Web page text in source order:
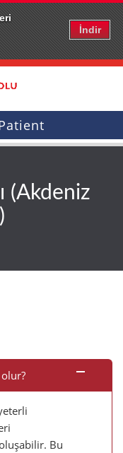
İndir
(Akdeniz
Bu